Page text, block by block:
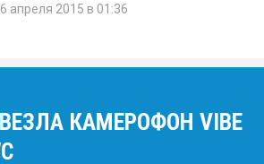
6 апреля 2015 в 01:36
КАМЕРОФОН VIBE